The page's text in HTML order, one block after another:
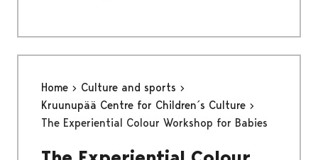
Home
Culture and sports
Kruunupää Centre for Children´s Culture
The Experiential Colour Workshop for Babies